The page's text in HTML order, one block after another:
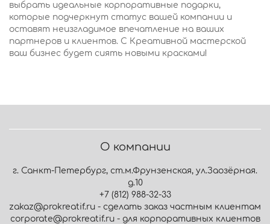
выбрать идеальные корпоративные подарки,
которые подчеркнут статус вашей компании и
оставят неизгладимое впечатление на ваших
партнеров и клиентов. С Креативной мастерской
ваш бизнес будет сиять новыми красками!
О компании
г. Санкт-Петербург, ст.м.Фрунзенская, ул.Заозёрная.
д.10
+7 (812) 988-32-33
zakaz@prokreatif.ru - сделать заказ частным клиентам
corporate@prokreatif.ru - для корпоративных клиентов